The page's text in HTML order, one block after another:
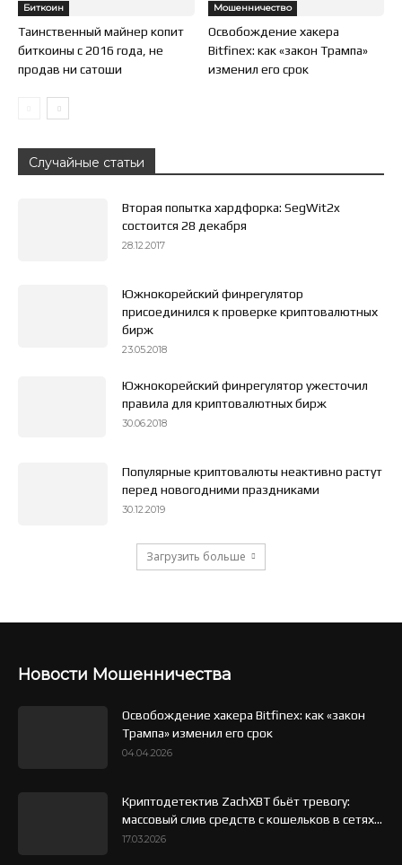
Биткоин
Таинственный майнер копит
биткоины с 2016 года, не
продав ни сатоши
Мошенничество
Освобождение хакера
Bitfinex: как «закон Трампа»
изменил его срок
Случайные статьи
Вторая попытка хардфорка: SegWit2x
состоится 28 декабря
28.12.2017
Южнокорейский финрегулятор
присоединился к проверке криптовалютных
бирж
23.05.2018
Южнокорейский финрегулятор ужесточил
правила для криптовалютных бирж
30.06.2018
Популярные криптовалюты неактивно растут
перед новогодними праздниками
30.12.2019
Загрузить больше
Новости Мошенничества
Освобождение хакера Bitfinex: как «закон
Трампа» изменил его срок
04.04.2026
Криптодетектив ZachXBT бьёт тревогу:
массовый слив средств с кошельков в сетях...
17.03.2026